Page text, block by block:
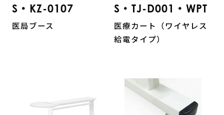
S・KZ-0107
医局ブース
S・TJ-D001・WPT
医療カート（ワイヤレス
給電タイプ）